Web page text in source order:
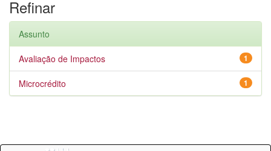
Refinar
Assunto
1
Avaliação de Impactos
1
Microcrédito